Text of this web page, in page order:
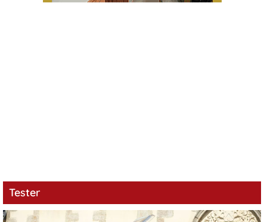
Tester